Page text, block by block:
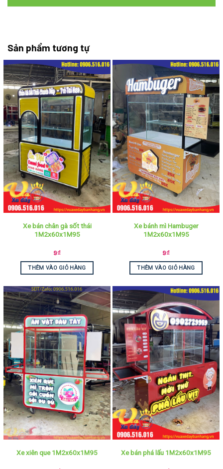
Sản phẩm tương tự
Xe bán chân gà sốt thái
1M2x60x1M95
9₫
THÊM VÀO GIỎ HÀNG
Xe bánh mì Hambuger
1M2x60x1M95
9₫
THÊM VÀO GIỎ HÀNG
Xe xiên que 1M2x60x1M95 Xe bán phá lấu 1M2x60x1M95